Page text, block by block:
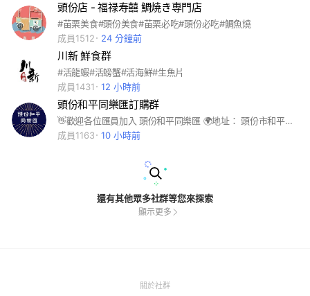
頭份店 - 福禄寿囍 鯛焼き専門店
#苗栗美食#頭份美食#苗栗必吃#頭份必吃#鯛魚燒
成員1512
24 分鐘前
川新 鮮食群
#活龍蝦#活螃蟹#活海鮮#生魚片
成員1431
12 小時前
頭份和平同樂匯訂購群
👋歡迎各位匯員加入 頭份和平同樂匯 🌍地址： 頭份市和平路66號 頭份戶政戶政事務所旁 🚗每日不同攤販駐點販售 提供苗栗頭份的匯員朋友們 找美食 找餐車 找攤販 一起開心吃美食一起同樂 苗栗美食 頭份美食 美食駐點 餐車市集 攤販美食 歡迎騎車前往
成員1163
10 小時前
還有其他眾多社群等您來探索
顯示更多
關於社群(Open